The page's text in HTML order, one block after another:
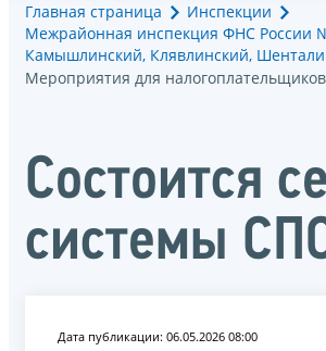
Главная страница
Инспекции
Межрайонная инспекция ФНС России №
Камышлинский, Клявлинский,
Мероприятия для налогоплательщиков
Состоится
системы
Дата публикации: 06.05.2026 08:00